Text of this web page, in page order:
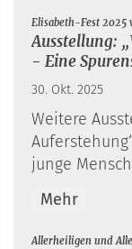
Elisabeth-Fest 2025
Ausstellung:
- Eine
30. Okt. 2025
Weitere
junge
Mehr
Allerheiligen und